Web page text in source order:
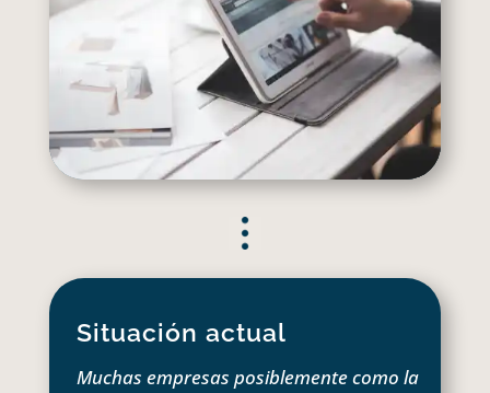
Situación actual
Muchas empresas posiblemente como la